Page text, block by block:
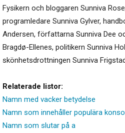
Fysikern och bloggaren Sunniva
programledare Sunniva Gylver,
Andersen, författarna Sunniva Dee
Bragdø-Ellenes, politikern Sunniva
skönhetsdrottningen Sunniva
Relaterade listor:
Namn med vacker betydelse
Namn som innehåller populära
Namn som slutar på a